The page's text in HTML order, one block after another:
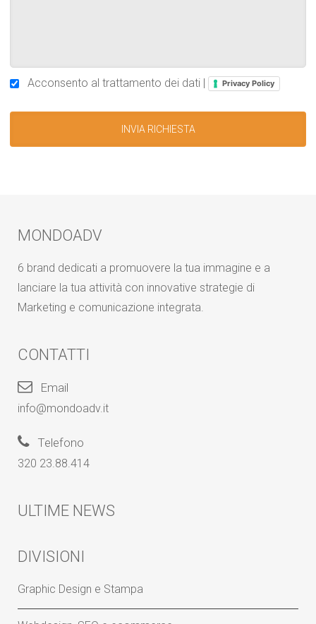
Acconsento al trattamento dei dati | Privacy Policy
MONDOADV
6 brand dedicati a promuovere la tua immagine e a
lanciare la tua attività con innovative strategie di
Marketing e comunicazione integrata.
CONTATTI
Email
info@mondoadv.it
Telefono
320 23.88.414
ULTIME NEWS
DIVISIONI
Graphic Design e Stampa